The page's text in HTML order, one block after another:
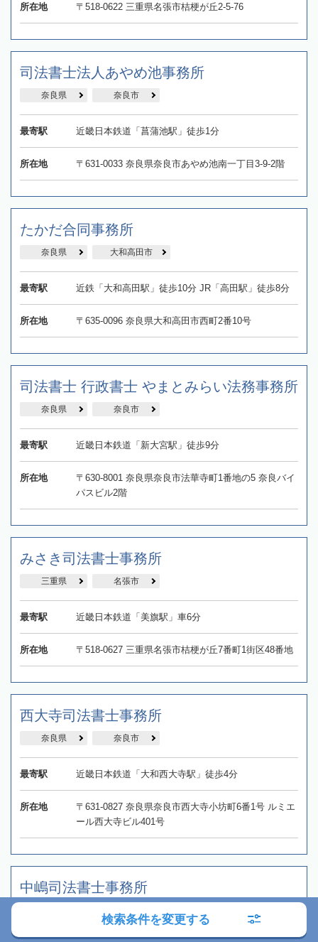
所在地 〒518-0622 三重県名張市桔梗が丘2-5-76
司法書士法人あやめ池事務所
奈良県 奈良市
最寄駅 近畿日本鉄道「菖蒲池駅」徒歩1分
所在地 〒631-0033 奈良県奈良市あやめ池南一丁目3-9-2階
たかだ合同事務所
奈良県 大和高田市
最寄駅 近鉄「大和高田駅」徒歩10分 JR「高田駅」徒歩8分
所在地 〒635-0096 奈良県大和高田市西町2番10号
司法書士 行政書士 やまとみらい法務事務所
奈良県 奈良市
最寄駅 近畿日本鉄道「新大宮駅」徒歩9分
所在地
〒630-8001 奈良県奈良市法華寺町1番地の5 奈良バイ
パスビル2階
みさき司法書士事務所
三重県 名張市
最寄駅 近畿日本鉄道「美旗駅」車6分
所在地 〒518-0627 三重県名張市桔梗が丘7番町1街区48番地
西大寺司法書士事務所
奈良県 奈良市
最寄駅 近畿日本鉄道「大和西大寺駅」徒歩4分
所在地
〒631-0827 奈良県奈良市西大寺小坊町6番1号 ルミエ
ール西大寺ビル401号
中嶋司法書士事務所
検索条件を変更する